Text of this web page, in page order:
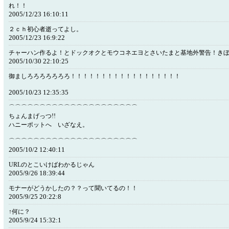
れ！！
2005/12/23 16:10:11
２ｃｈ初心者逝ってよし。
2005/12/23 16:9:22
チャーハン作るよ！とドックオクとモウコネエヨとさいたまと基地外警告！き
2005/10/30 22:10:25
御ましろろろろろろろ！！！！！！！！！！！！！！！！！！
2005/10/23 12:35:35
⌒⌒⌒⌒⌒⌒⌒⌒⌒⌒⌒⌒⌒⌒⌒⌒⌒⌒⌒⌒⌒
ちょんまげっつ!!
ハニーポットへ いざなえ。
⌒⌒⌒⌒⌒⌒⌒⌒⌒⌒⌒⌒⌒⌒⌒⌒⌒⌒⌒⌒⌒
2005/10/2 12:40:11
URLのとこいけばわかるじゃん
2005/9/26 18:39:44
モナーがどうかしたの？？って聞いてるの！！
2005/9/25 20:22:8
↑何に？
2005/9/24 15:32:1